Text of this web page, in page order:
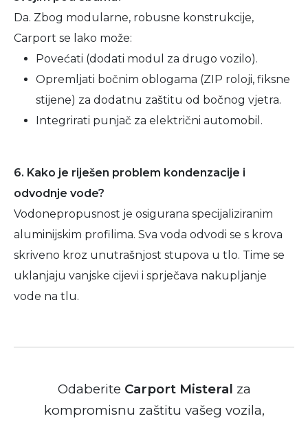
Da. Zbog modularne, robusne konstrukcije,
Carport se lako može:
Povećati (dodati modul za drugo vozilo).
Opremljati bočnim oblogama (ZIP roloji, fiksne
stijene) za dodatnu zaštitu od bočnog vjetra.
Integrirati punjač za električni automobil.
6. Kako je riješen problem kondenzacije i
odvodnje vode?
Vodonepropusnost je osigurana specijaliziranim
aluminijskim profilima. Sva voda odvodi se s krova
skriveno kroz unutrašnjost stupova u tlo. Time se
uklanjaju vanjske cijevi i sprječava nakupljanje
vode na tlu.
Odaberite Carport Misteral za
kompromisnu zaštitu vašeg vozila,